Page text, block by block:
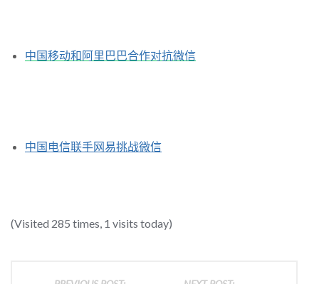
中国移动和阿里巴巴合作对抗微信
中国电信联手网易挑战微信
(Visited 285 times, 1 visits today)